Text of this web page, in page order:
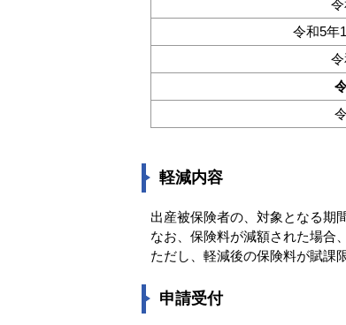
令和5年
軽減内容
出産被保険者の、対象となる期
なお、保険料が減額された場合
ただし、軽減後の保険料が賦課
申請受付